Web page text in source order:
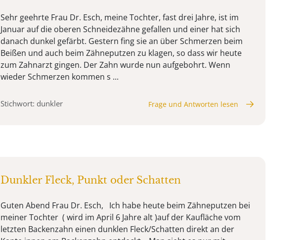
Sehr geehrte Frau Dr. Esch, meine Tochter, fast drei Jahre, ist im
Januar auf die oberen Schneidezähne gefallen und einer hat sich
danach dunkel gefärbt. Gestern fing sie an über Schmerzen beim
Beißen und auch beim Zähneputzen zu klagen, so dass wir heute
zum Zahnarzt gingen. Der Zahn wurde nun aufgebohrt. Wenn
wieder Schmerzen kommen s ...
Stichwort: dunkler Frage und Antworten lesen
Dunkler Fleck, Punkt oder Schatten
Guten Abend Frau Dr. Esch, Ich habe heute beim Zähneputzen bei
meiner Tochter ( wird im April 6 Jahre alt )auf der Kaufläche vom
letzten Backenzahn einen dunklen Fleck/Schatten direkt an der